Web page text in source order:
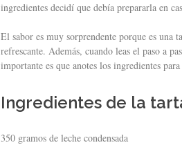
ingredientes decidí que debía prepararla en
El sabor es muy sorprendente porque es una
refrescante. Además, cuando leas el paso a
importante es que anotes los ingredientes
Ingredientes de la
350 gramos de leche condensada